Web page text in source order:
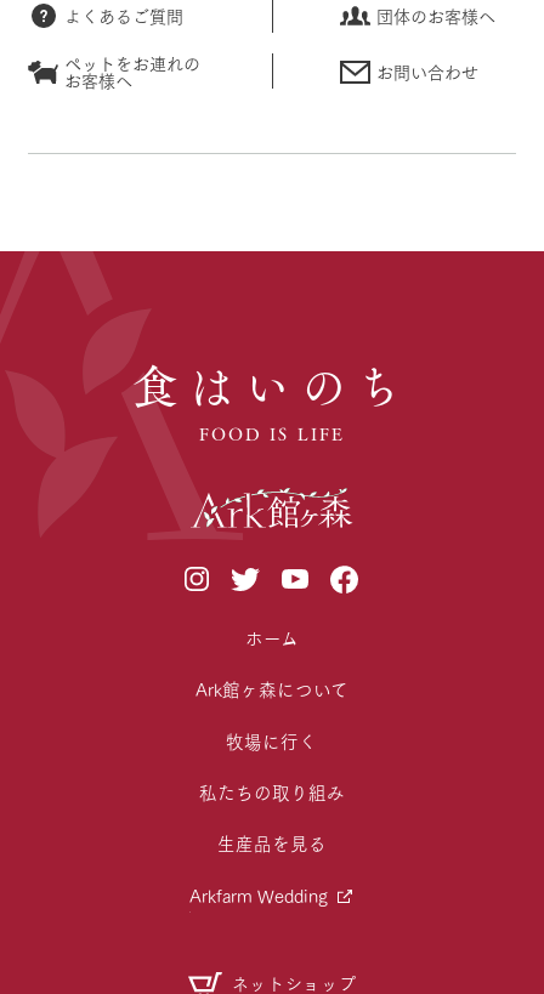
よくあるご質問
団体のお客様へ
ペットをお連れの
お客様へ お問い合わせ
食はいのち
FOOD IS LIFE
ホーム
Ark館ヶ森について
牧場に行く
私たちの取り組み
生産品を見る
Arkfarm Wedding
ネットショップ